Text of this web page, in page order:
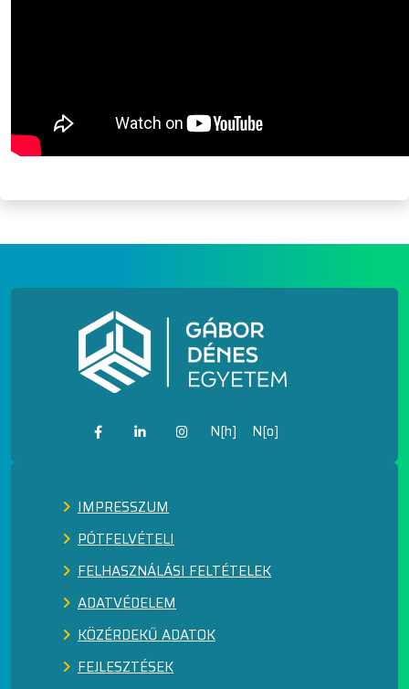
N[h] N[o]
IMPRESSZUM
PÓTFELVÉTELI
FELHASZNÁLÁSI FELTÉTELEK
ADATVÉDELEM
KÖZÉRDEKŰ ADATOK
FEJLESZTÉSEK